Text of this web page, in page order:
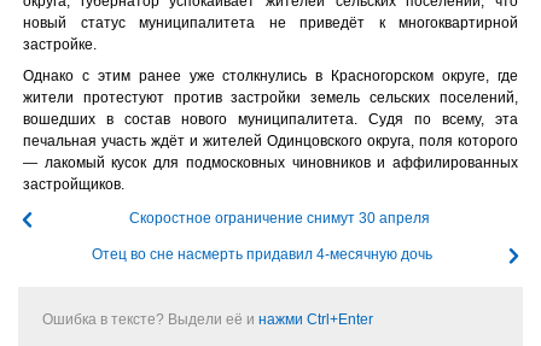
новый статус муниципалитета не приведёт к многоквартирной
застройке.
Однако с этим ранее уже столкнулись в Красногорском округе, где
жители протестуют против застройки земель сельских поселений,
вошедших в состав нового муниципалитета. Судя по всему, эта
печальная участь ждёт и жителей Одинцовского округа, поля которого
— лакомый кусок для подмосковных чиновников и аффилированных
застройщиков.
Скоростное ограничение снимут 30 апреля
Отец во сне насмерть придавил 4-месячную дочь
Ошибка в тексте? Выдели её и нажми Ctrl+Enter